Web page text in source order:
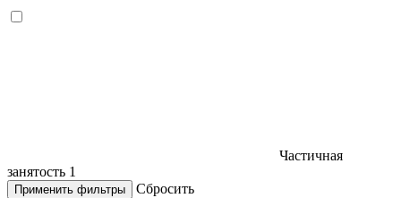
Частичная
занятость 1
Применить фильтры
Сбросить